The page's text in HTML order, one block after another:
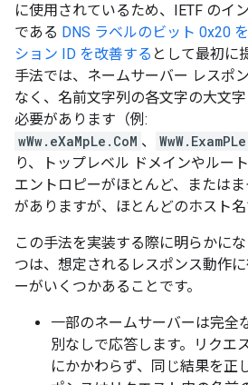
に使用されているため、IETF のイ
である DNS ラベルのビット 0x20
ション ID を改善する として最初に
手法では、ネームサーバー レスポ
なく、名前文字列の各文字の大文
必要があります（例:
wWw.eXaMpLe.CoM 、
り、トップレベル ドメインやルー
エントロピーがほとんど、または
がありますが、ほとんどのホスト名
この手法を実装する際に明らかに
つは、想定されるレスポンス動作
ーがいくつかあることです。
一部のネームサーバーは完全
別なしで応答します。リクエ
にかかわらず、同じ結果を正